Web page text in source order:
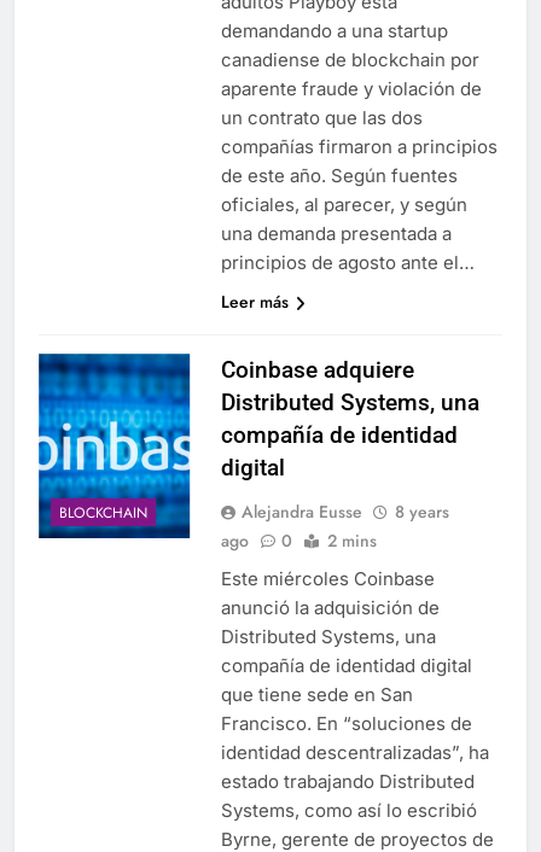
demandando a una startup
canadiense de blockchain por
aparente fraude y violación de
un contrato que las dos
compañías firmaron a principios
de este año. Según fuentes
oficiales, al parecer, y según
una demanda presentada a
principios de agosto ante el…
Leer más
BLOCKCHAIN
Coinbase adquiere
Distributed Systems, una
compañía de identidad
digital
Alejandra Eusse
8 years
ago
0 2 mins
Este miércoles Coinbase
anunció la adquisición de
Distributed Systems, una
compañía de identidad digital
que tiene sede en San
Francisco. En “soluciones de
identidad descentralizadas”, ha
estado trabajando Distributed
Systems, como así lo escribió
Byrne, gerente de proyectos de